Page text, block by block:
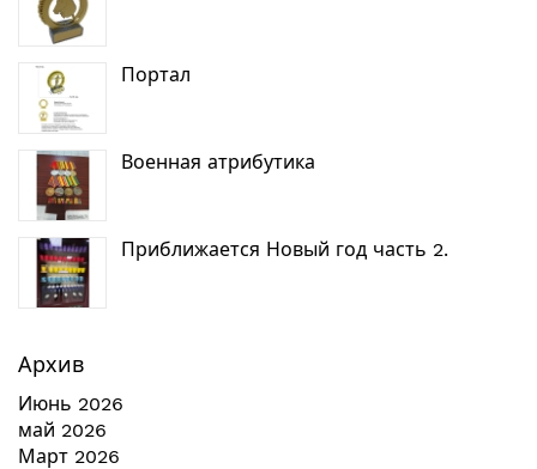
Портал
Военная атрибутика
Приближается Новый год часть 2.
Архив
Июнь 2026
май 2026
Март 2026